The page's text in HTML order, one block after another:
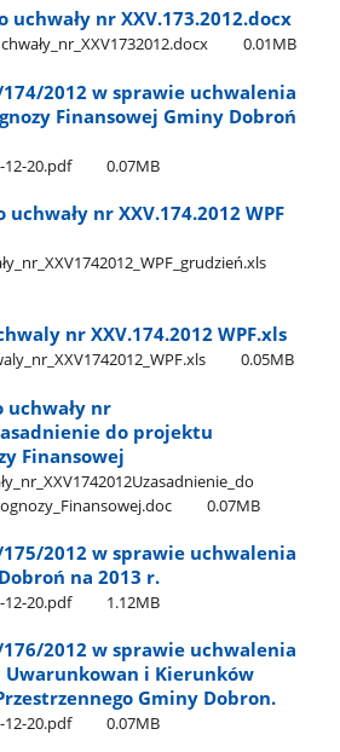
uchwały nr XXV.173.2012.docx
0.01MB
174/2012 w sprawie uchwalenia
Finansowej Gminy Dobroń
12-20.pdf 0.07MB
uchwały nr XXV.174.2012 WPF
nr XXV.174.2012 WPF.xls
0.05MB
uchwały nr
do projektu
Finansowej
0.07MB
175/2012 w sprawie uchwalenia
na 2013 r.
12-20.pdf 1.12MB
2012 w sprawie uchwalenia
i Kierunków
Gminy Dobron.
12-20.pdf 0.07MB